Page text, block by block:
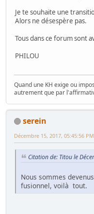
Je te souhaite une
Alors ne désespère pas.
Tous dans ce forum sont
PHILOU
Quand une KH exige ou
autrement que par
serein
Décembre 15, 2017, 05:45:56 PM
Citation de: Titou le
Nous sommes
fusionnel, voilà tout.